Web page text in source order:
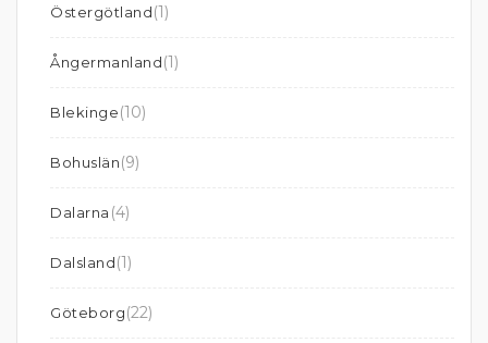
Östergötland(1)
Ångermanland(1)
Blekinge(10)
Bohuslän(9)
Dalarna (4)
Dalsland(1)
Göteborg(22)